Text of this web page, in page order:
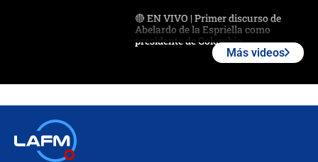
🔴 EN VIVO | Primer discurso de
Abelardo de la Espriella como
presidente de Colombia
Más videos